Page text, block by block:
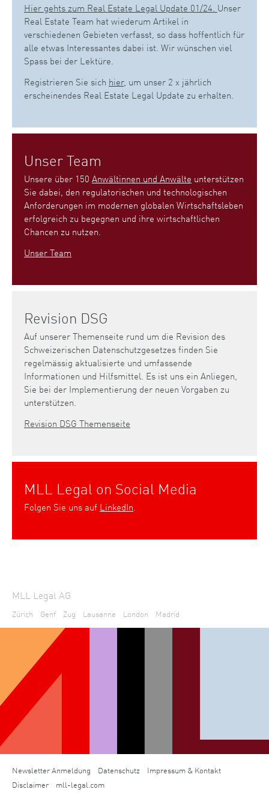
Hier gehts zum Real Estate Legal Update 01/24. Unser
Real Estate Team hat wiederum Artikel in
verschiedenen Gebieten verfasst, so dass hoffentlich für
alle etwas Interessantes dabei ist. Wir wünschen viel
Spass bei der Lektüre.
Registrieren Sie sich hier, um unser 2 x jährlich
erscheinendes Real Estate Legal Update zu erhalten.
Unser Team
Unsere über 150 Anwältinnen und Anwälte unterstützen
Sie dabei, den regulatorischen und technologischen
Anforderungen im modernen globalen Wirtschaftsleben
erfolgreich zu begegnen und ihre wirtschaftlichen
Chancen zu nutzen.
Unser Team
Revision DSG
Auf unserer Themenseite rund um die Revision des
Schweizerischen Datenschutzgesetzes finden Sie
regelmässig aktualisierte und umfassende
Informationen und Hilfsmittel. Es ist uns ein Anliegen,
Sie bei der Implementierung der neuen Vorgaben zu
unterstützen.
Revision DSG Themenseite
MLL Legal on Social Media
Folgen Sie uns auf LinkedIn.
MLL Legal AG
Zürich Genf Zug Lausanne London Madrid
Newsletter Anmeldung Datenschutz
Impressum & Kontakt
Disclaimer
mll-legal.com